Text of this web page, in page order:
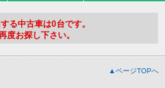
る中古車は0台です。
度お探し下さい。
▲ページTOPへ